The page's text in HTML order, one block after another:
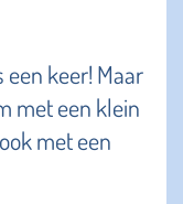
keer! Maar
met een klein
met een